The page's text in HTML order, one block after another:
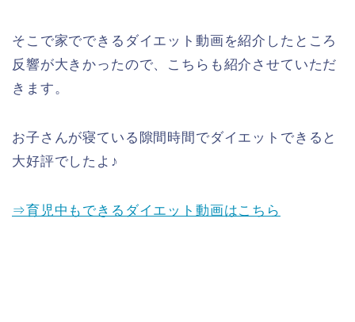
そこで家でできるダイエット動画を紹介したところ
反響が大きかったので、こちらも紹介させていただ
きます。
お子さんが寝ている隙間時間でダイエットできると
大好評でしたよ♪
⇒育児中もできるダイエット動画はこちら